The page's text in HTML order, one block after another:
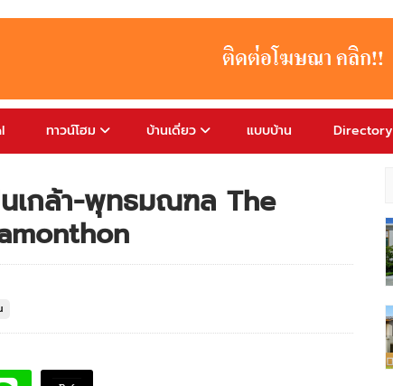
ทาวน์โฮม บ้านเดี่ยว แบบบ้าน Directory
นเกล้า-พุทธมณฑล The